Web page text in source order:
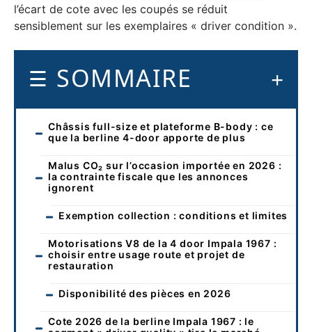
l’écart de cote avec les coupés se réduit
sensiblement sur les exemplaires « driver condition ».
SOMMAIRE
Châssis full-size et plateforme B-body : ce
que la berline 4-door apporte de plus
Malus CO₂ sur l’occasion importée en 2026 :
la contrainte fiscale que les annonces
ignorent
Exemption collection : conditions et limites
Motorisations V8 de la 4 door Impala 1967 :
choisir entre usage route et projet de
restauration
Disponibilité des pièces en 2026
Cote 2026 de la berline Impala 1967 : le